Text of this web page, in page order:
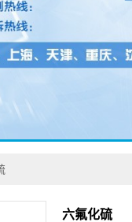
六氟化硫